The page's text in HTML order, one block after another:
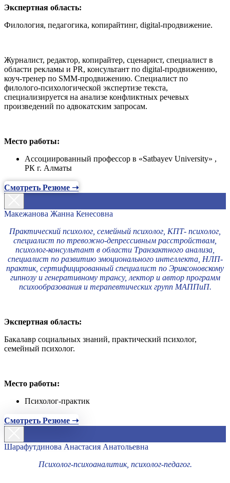
Экспертная область:
Филология, педагогика, копирайтинг, digital-продвижение.
Журналист, редактор, копирайтер, сценарист, специалист в
области рекламы и PR, консультант по digital-продвижению,
коуч-тренер по SMM-продвижению. Специалист по
филолого-психологической экспертизе текста,
специализируется на анализе конфликтных речевых
произведений по адвокатским запросам.
Место работы:
Ассоциированный профессор в «Satbayev University» ,
РК г. Алматы
Смотреть Резюме ➝
Макежанова Жанна Кенесовна
Практический психолог, семейный психолог, КПТ- психолог,
специалист по тревожно-депрессивным расстройствам,
психолог-консультант в области Транзактного анализа,
специалист по развитию эмоционального интеллекта, НЛП-
практик, сертифицированный специалист по Эриксоновскому
гипнозу и генеративному трансу, лектор и автор программ
психообразования и терапевтических групп МАППиП.
Экспертная область:
Бакалавр социальных знаний, практический психолог,
семейный психолог.
Место работы:
Психолог-практик
Смотреть Резюме ➝
Шарафутдинова Анастасия Анатольевна
Психолог-психоаналитик, психолог-педагог.